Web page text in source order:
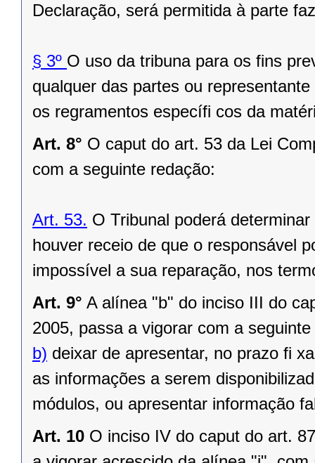
Declaração, será permitida à parte
§ 3º O uso da tribuna para os fins
qualquer das partes ou
os regramentos específi cos da
Art. 8° O caput do art. 53 da Lei
com a seguinte redação:
Art. 53. O Tribunal poderá
houver receio de que o responsável
impossível a sua reparação, nos
Art. 9° A alínea "b" do inciso III do
2005, passa a vigorar com a
b) deixar de apresentar, no prazo fi
as informações a serem
módulos, ou apresentar informação
Art. 10 O inciso IV do caput do art.